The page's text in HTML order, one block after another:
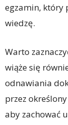
egzamin, który
wiedzę.
Warto
wiąże się
odnawiania
przez
aby zachować